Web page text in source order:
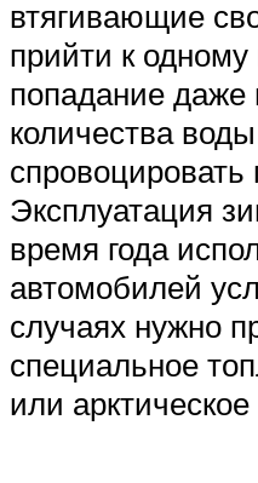
втягивающие
прийти к
попадание
количества
спровоцировать
Эксплуатация
время года
автомобилей
случаях нужно
специальное
или арктическое